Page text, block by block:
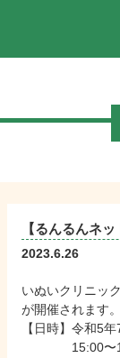
【るんるんネ
2023.6.26
いぬいクリニッ
が開催されます。
【日時】令和5
15:00〜